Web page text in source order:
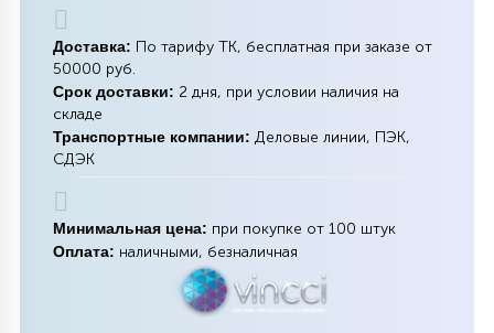
Доставка: По тарифу ТК, бесплатная при заказе от
50000 руб.
Срок доставки: 2 дня, при условии наличия на
складе
Транспортные компании: Деловые линии, ПЭК,
СДЭК
Минимальная цена: при покупке от 100 штук
Оплата: наличными, безналичная